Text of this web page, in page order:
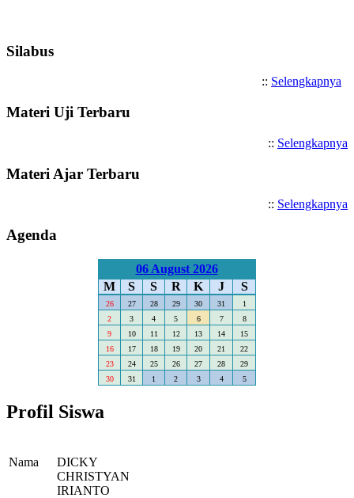
Silabus
:: Selengkapnya
Materi Uji Terbaru
:: Selengkapnya
Materi Ajar Terbaru
:: Selengkapnya
Agenda
06 August 2026
M
S S R K J S
26 27 28 29 30 31
1
2
3 4 5 6 7
8
9
10 11 12 13 14
15
16
17 18 19 20 21
22
23
24 25 26 27 28
29
30
31 1 2 3 4 5
Profil Siswa
Nama
DICKY
CHRISTYAN
IRIANTO